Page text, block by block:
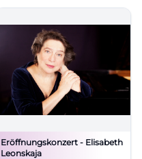
Eröffnungskonzert - Elisabeth
Leonskaja